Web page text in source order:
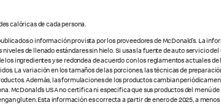
calóricas de cada persona.
o información provista por los proveedores de McDonald’s. La
de llenado estándares sin hielo. Si usas la fuente de auto servicio
ingredientes y se redondea de acuerdo con los reglamentos actuales
La variación en los tamaños de las porciones, las técnicas de
Además, las formulaciones de los productos cambian
USA no certifica ni especifica que sus productos del menú
gluten. Esta información es correcta a partir de enero de 2025, a